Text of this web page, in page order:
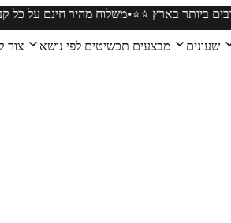
משלוח•במחירים הטובים ביותר בארץ ⭐️⭐️
שעונים מבצעים תכשיטים לפי נושא צור